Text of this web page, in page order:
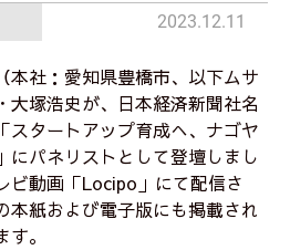
2023.12.11
本社：愛知県豊橋市、以下ムサ
大塚浩史が、日本経済新聞社名
スタートアップ育成へ、ナゴヤ
にパネリストとして登壇しまし
ビ動画「Locipo」にて配信さ
本紙および電子版にも掲載され
。